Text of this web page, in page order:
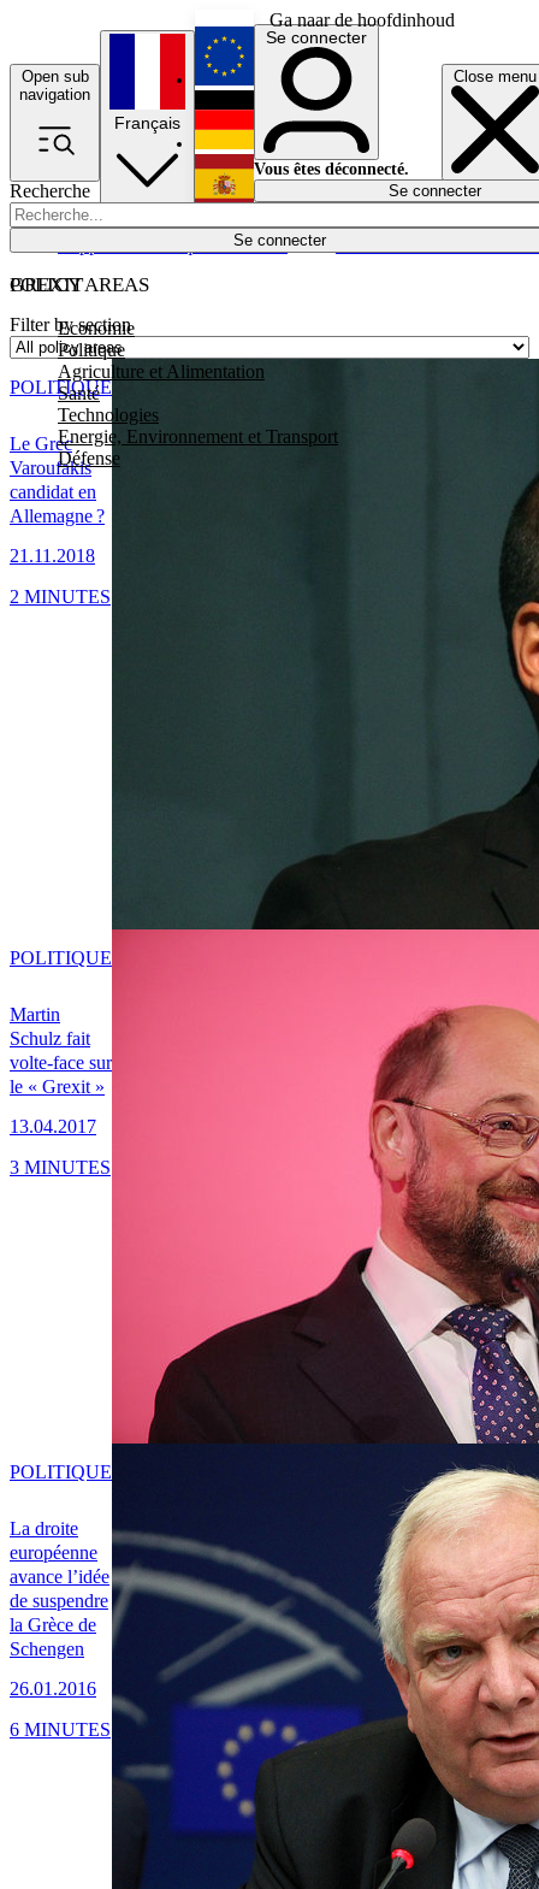
Ga naar de hoofdinhoud
Open sub
navigation
Close menu
Recherche
Se connecter
POLICY AREAS
Economie
Politique
Agriculture et Alimentation
Santé
Technologies
Energie, Environnement et Transport
Défense
Économie
Français
English
Deutsch
Español
Se connecter
Vous êtes déconnecté.
Se connecter
GREXIT
Filter by section
Le Grec
Varoufakis
candidat en
Allemagne ?
21.11.2018
POLITIQUE
2 MINUTES
Martin
Schulz fait
volte-face sur
le « Grexit »
13.04.2017
POLITIQUE
3 MINUTES
La droite
européenne
avance l’idée
de suspendre
la Grèce de
Schengen
26.01.2016
POLITIQUE
6 MINUTES